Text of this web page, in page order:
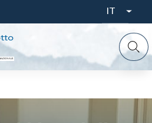
Select
your
IT